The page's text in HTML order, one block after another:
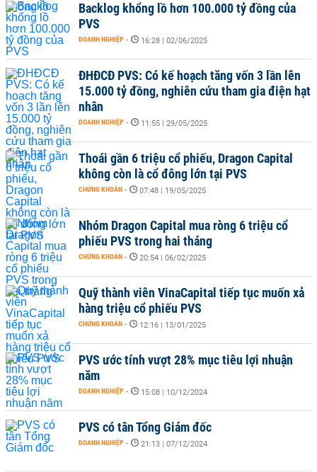
Backlog khổng lồ hơn 100.000 tỷ đồng của
PVS
DOANH NGHIỆP - 16:28 | 02/06/2025
ĐHĐCĐ PVS: Có kế hoạch tăng vốn 3 lần lên
15.000 tỷ đồng, nghiên cứu tham gia điện hạt
nhân
DOANH NGHIỆP - 11:55 | 29/05/2025
Thoái gần 6 triệu cổ phiếu, Dragon Capital
không còn là cổ đông lớn tại PVS
CHỨNG KHOÁN - 07:48 | 19/05/2025
Nhóm Dragon Capital mua ròng 6 triệu cổ
phiếu PVS trong hai tháng
CHỨNG KHOÁN - 20:54 | 06/02/2025
Quỹ thành viên VinaCapital tiếp tục muốn xả
hàng triệu cổ phiếu PVS
CHỨNG KHOÁN - 12:16 | 13/01/2025
PVS ước tính vượt 28% mục tiêu lợi nhuận
năm
DOANH NGHIỆP - 15:08 | 10/12/2024
PVS có tân Tổng Giám đốc
DOANH NGHIỆP - 21:13 | 07/12/2024